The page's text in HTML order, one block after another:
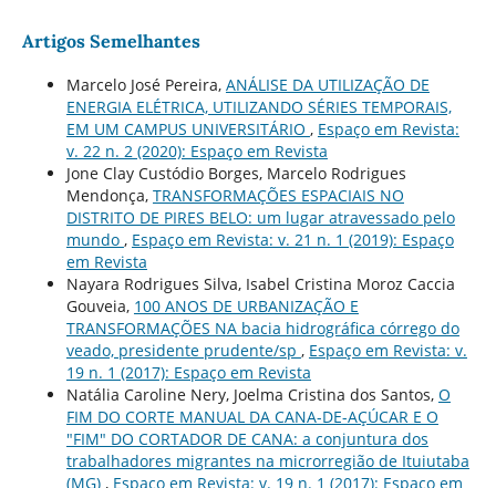
Artigos Semelhantes
Marcelo José Pereira, ANÁLISE DA UTILIZAÇÃO DE
ENERGIA ELÉTRICA, UTILIZANDO SÉRIES TEMPORAIS,
EM UM CAMPUS UNIVERSITÁRIO , Espaço em Revista:
v. 22 n. 2 (2020): Espaço em Revista
Jone Clay Custódio Borges, Marcelo Rodrigues
Mendonça, TRANSFORMAÇÕES ESPACIAIS NO
DISTRITO DE PIRES BELO: um lugar atravessado pelo
mundo , Espaço em Revista: v. 21 n. 1 (2019): Espaço
em Revista
Nayara Rodrigues Silva, Isabel Cristina Moroz Caccia
Gouveia, 100 ANOS DE URBANIZAÇÃO E
TRANSFORMAÇÕES NA bacia hidrográfica córrego do
veado, presidente prudente/sp , Espaço em Revista: v.
19 n. 1 (2017): Espaço em Revista
Natália Caroline Nery, Joelma Cristina dos Santos, O
FIM DO CORTE MANUAL DA CANA-DE-AÇÚCAR E O
"FIM" DO CORTADOR DE CANA: a conjuntura dos
trabalhadores migrantes na microrregião de Ituiutaba
(MG) , Espaço em Revista: v. 19 n. 1 (2017): Espaço em